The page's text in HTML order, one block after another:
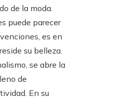
de la moda.
puede parecer
es en
su belleza.
se abre la
de
En su